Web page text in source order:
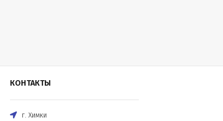
КОНТАКТЫ
г. Химки